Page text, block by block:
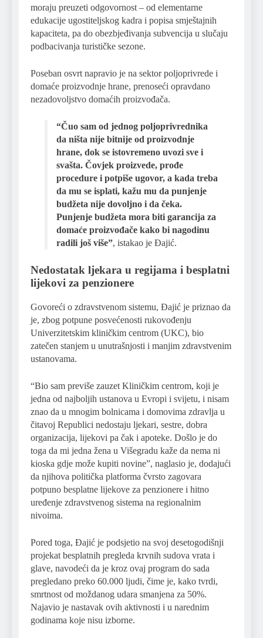
moraju preuzeti odgovornost – od elementarne
edukacije ugostiteljskog kadra i popisa smještajnih
kapaciteta, pa do obezbjeđivanja subvencija u slučaju
podbacivanja turističke sezone.
Poseban osvrt napravio je na sektor poljoprivrede i
domaće proizvodnje hrane, prenoseći opravdano
nezadovoljstvo domaćih proizvođača.
“Čuo sam od jednog poljoprivrednika
da ništa nije bitnije od proizvodnje
hrane, dok se istovremeno uvozi sve i
svašta. Čovjek proizvede, prođe
procedure i potpiše ugovor, a kada treba
da mu se isplati, kažu mu da punjenje
budžeta nije dovoljno i da čeka.
Punjenje budžeta mora biti garancija za
domaće proizvođače kako bi nagodinu
radili još više”, istakao je Đajić.
Nedostatak ljekara u regijama i besplatni
lijekovi za penzionere
Govoreći o zdravstvenom sistemu, Đajić je priznao da
je, zbog potpune posvećenosti rukovođenju
Univerzitetskim kliničkim centrom (UKC), bio
zatečen stanjem u unutrašnjosti i manjim zdravstvenim
ustanovama.
“Bio sam previše zauzet Kliničkim centrom, koji je
jedna od najboljih ustanova u Evropi i svijetu, i nisam
znao da u mnogim bolnicama i domovima zdravlja u
čitavoj Republici nedostaju ljekari, sestre, dobra
organizacija, lijekovi pa čak i apoteke. Došlo je do
toga da mi jedna žena u Višegradu kaže da nema ni
kioska gdje može kupiti novine”, naglasio je, dodajući
da njihova politička platforma čvrsto zagovara
potpuno besplatne lijekove za penzionere i hitno
uređenje zdravstvenog sistema na regionalnim
nivoima.
Pored toga, Đajić je podsjetio na svoj desetogodišnji
projekat besplatnih pregleda krvnih sudova vrata i
glave, navodeći da je kroz ovaj program do sada
pregledano preko 60.000 ljudi, čime je, kako tvrdi,
smrtnost od moždanog udara smanjena za 50%.
Najavio je nastavak ovih aktivnosti i u narednim
godinama koje nisu izborne.